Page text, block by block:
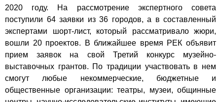
2020 году. На рассмотрение экспертного совета
поступили 64 заявки из 36 городов, а в составленный
экспертами шорт-лист, который рассматривало жюри,
вошли 20 проектов. В ближайшее время РЕК объявит
прием заявок на свой Третий конкурс музейно-
выставочных грантов. По традиции участвовать в нем
смогут любые некоммерческие, бюджетные и
общественные организации: театры, музеи, общинные